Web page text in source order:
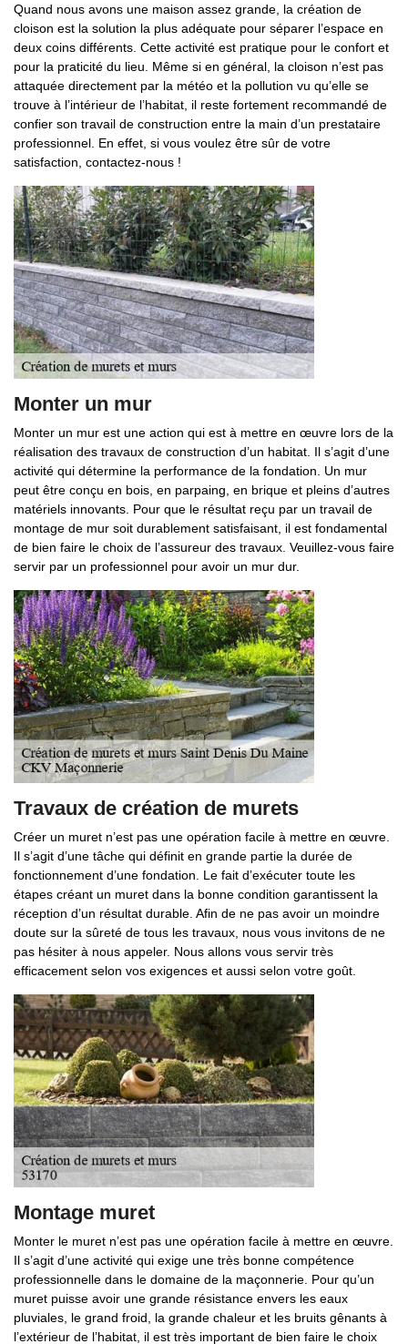
Quand nous avons une maison assez grande, la création de
cloison est la solution la plus adéquate pour séparer l’espace en
deux coins différents. Cette activité est pratique pour le confort et
pour la praticité du lieu. Même si en général, la cloison n’est pas
attaquée directement par la météo et la pollution vu qu’elle se
trouve à l’intérieur de l’habitat, il reste fortement recommandé de
confier son travail de construction entre la main d’un prestataire
professionnel. En effet, si vous voulez être sûr de votre
satisfaction, contactez-nous !
Monter un mur
Monter un mur est une action qui est à mettre en œuvre lors de la
réalisation des travaux de construction d’un habitat. Il s’agit d’une
activité qui détermine la performance de la fondation. Un mur
peut être conçu en bois, en parpaing, en brique et pleins d’autres
matériels innovants. Pour que le résultat reçu par un travail de
montage de mur soit durablement satisfaisant, il est fondamental
de bien faire le choix de l’assureur des travaux. Veuillez-vous faire
servir par un professionnel pour avoir un mur dur.
Travaux de création de murets
Créer un muret n’est pas une opération facile à mettre en œuvre.
Il s’agit d’une tâche qui définit en grande partie la durée de
fonctionnement d’une fondation. Le fait d’exécuter toute les
étapes créant un muret dans la bonne condition garantissent la
réception d’un résultat durable. Afin de ne pas avoir un moindre
doute sur la sûreté de tous les travaux, nous vous invitons de ne
pas hésiter à nous appeler. Nous allons vous servir très
efficacement selon vos exigences et aussi selon votre goût.
Montage muret
Monter le muret n’est pas une opération facile à mettre en œuvre.
Il s’agit d’une activité qui exige une très bonne compétence
professionnelle dans le domaine de la maçonnerie. Pour qu’un
muret puisse avoir une grande résistance envers les eaux
pluviales, le grand froid, la grande chaleur et les bruits gênants à
l’extérieur de l’habitat, il est très important de bien faire le choix